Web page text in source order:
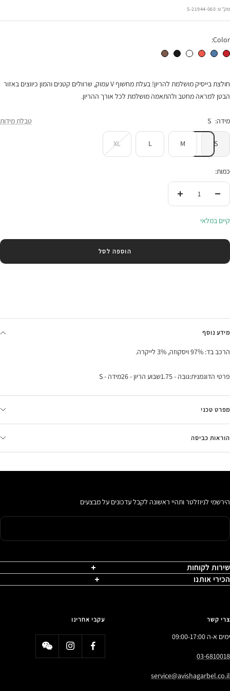
בהנחה
מק"ט: 21944-060-S
Color:
חולצת הריון ויוי ש.קצר אדוםחולצת הריון ויוי ש.קצר ג'ינס חולצת הריון ויוי ש.קצר קורלחולצת הריון ויוי ש.קצר לבן חולצת הריון ויוי ש.קצר שחורחולצת הריון ויוי ש.קצר חום
חולצת בייסיק מושלמת להריון! בעלת מחשוף V עמוק, שרוולים קטנים והמון כיווצים באזור
הבטן למראה מחטב ולהתאמה מושלמת לכל אורך ההריון.
מידה: S טבלת מידות
S
M
L
XL
כמות:
העלי
קיים במלאי
הוספה לסל
מידע נוסף
הרכב בד: 97% ויסקוזה, 3% לייקרה.
פרטי הדוגמנית:גובה - 1.75שבוע הריון - 26מידה - S
מפרט טכני
הוראות כביסה
הירשמי לניוזלטר ותהיי ראשונה לקבל עדכונים על מבצעים
שירות לקוחות
הכירי אותנו
צרי קשר
ימים א-ה 09:00-17:00
03-6810018
service@avishagarbel.co.il
עקבי אחרינו